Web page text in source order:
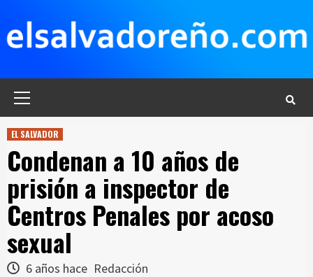
contenido
EL SALVADOR
Condenan a 10 años de
prisión a inspector de
Centros Penales por acoso
sexual
6 años hace Redacción